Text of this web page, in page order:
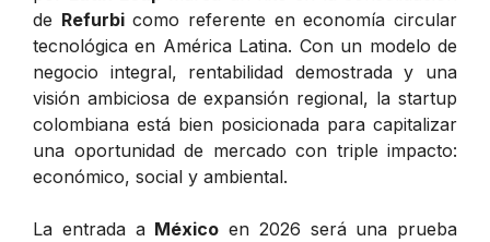
de Refurbicomo referente en economía circular
tecnológica en América Latina. Con un modelo de
negocio integral, rentabilidad demostrada y una
visión ambiciosa de expansión regional, la startup
colombiana está bien posicionada para capitalizar
una oportunidad de mercado con triple impacto:
económico, social y ambiental.
La entrada a México en 2026 será una prueba